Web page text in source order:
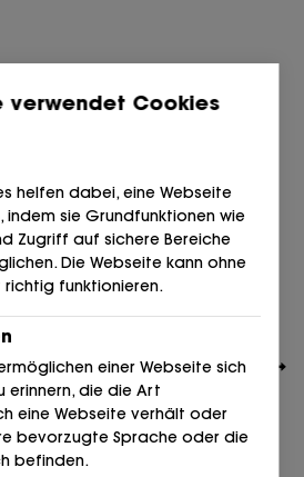
verwendet Cookies
helfen dabei, eine Webseite
indem sie Grundfunktionen wie
Zugriff auf sichere Bereiche
Die Webseite kann ohne
funktionieren.
einer Webseite sich
erinnern, die die Art
eine Webseite verhält oder
bevorzugte Sprache oder die
befinden.